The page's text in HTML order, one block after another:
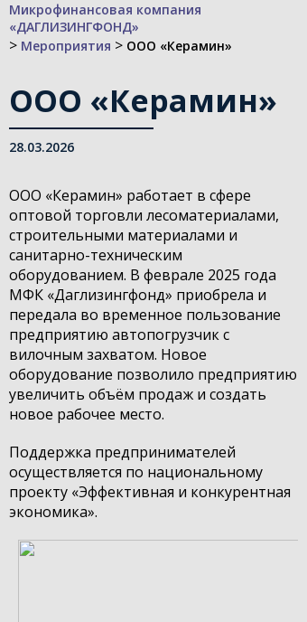
Микрофинансовая компания
«ДАГЛИЗИНГФОНД»
> Мероприятия > ООО «Керамин»
ООО «Керамин»
28.03.2026
ООО «Керамин» работает в сфере
оптовой торговли лесоматериалами,
строительными материалами и
санитарно-техническим
оборудованием. В феврале 2025 года
МФК «Даглизингфонд» приобрела и
передала во временное пользование
предприятию автопогрузчик с
вилочным захватом. Новое
оборудование позволило предприятию
увеличить объём продаж и создать
новое рабочее место.
Поддержка предпринимателей
осуществляется по национальному
проекту «Эффективная и конкурентная
экономика».